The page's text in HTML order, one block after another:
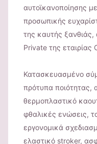
αυτοϊκανοποίησης
προσωπικής
της καυτής
Private της εταιρίας
Κατασκευασμένο
πρότυπα ποιότητας,
θερμοπλαστικό
φθαλικές ενώσεις,
εργονομικά
ελαστικό stroker,